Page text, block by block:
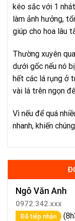
kéo sắc với 1
làm ảnh hưởng,
giúp cho hoa lâu
Thường xuyên
dưới gốc nếu nó
hết các lá rụng ở
vài lá trên ngọn
Vì nếu để quá
nhanh, khiến
Ngô Văn Anh
0972.342.xxx
Đã tiếp nhận